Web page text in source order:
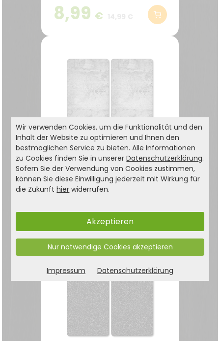
8,99 € 14,99 €
Herdabdeckplatte 2er
Set - "Beton"
ESG-Sicherheitsglas -
19,99 € 24,99 €
Wir verwenden Cookies, um die Funktionalität und den
Inhalt der Website zu optimieren und Ihnen den
bestmöglichen Service zu bieten. Alle Informationen
zu Cookies finden Sie in unsererDatenschutzerklärung.
Sofern Sie der Verwendung von Cookies zustimmen,
können Sie diese Einwilligung jederzeit mit Wirkung für
die Zukunfthier widerrufen.
Akzeptieren
Nur notwendige Cookies akzeptieren
Impressum Datenschutzerklärung